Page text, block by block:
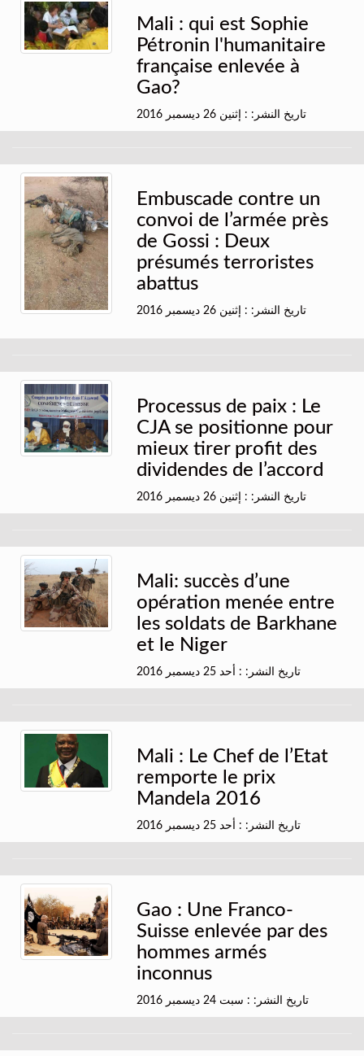
Mali : qui est Sophie
Pétronin l'humanitaire
française enlevée à
Gao?
تاريخ النشر: : إثنين 26 ديسمبر 2016
Embuscade contre un
convoi de l’armée près
de Gossi : Deux
présumés terroristes
abattus
تاريخ النشر: : إثنين 26 ديسمبر 2016
Processus de paix : Le
CJA se positionne pour
mieux tirer profit des
dividendes de l’accord
تاريخ النشر: : إثنين 26 ديسمبر 2016
Mali: succès d’une
opération menée entre
les soldats de Barkhane
et le Niger
تاريخ النشر: : أحد 25 ديسمبر 2016
Mali : Le Chef de l’Etat
remporte le prix
Mandela 2016
تاريخ النشر: : أحد 25 ديسمبر 2016
Gao : Une Franco-
Suisse enlevée par des
hommes armés
inconnus
تاريخ النشر: : سبت 24 ديسمبر 2016